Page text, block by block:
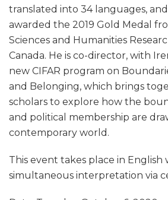
translated into 34 languages,
awarded the 2019 Gold Medal
Sciences and Humanities
Canada. He is co-director, with
new CIFAR program on
and Belonging, which brings
scholars to explore how the
and political membership are
contemporary world.
This event takes place in English
simultaneous interpretation via